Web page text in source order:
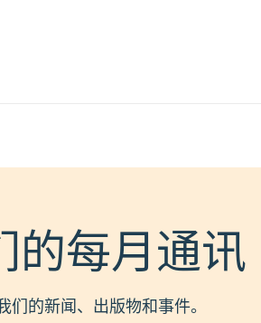
的每月通讯
们的新闻、出版物和事件。